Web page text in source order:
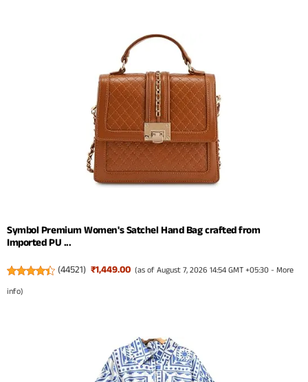
Symbol Premium Women's Satchel Hand Bag crafted from
Imported PU ...
(44521) ₹1,449.00 (as of August 7, 2026 14:54 GMT +05:30 -More
info)